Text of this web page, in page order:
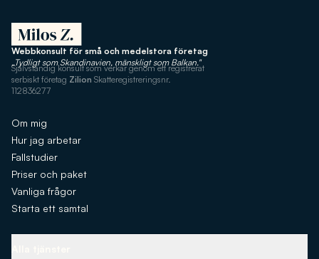
Webbkonsult för små och medelstora företag
„Tydligt som Skandinavien, mänskligt som Balkan."
Självständig konsult som verkar genom ett registrerat
serbiskt företag Zilion Skatteregistreringsnr.
112836277
Om mig
Hur jag arbetar
Fallstudier
Priser och paket
Vanliga frågor
Starta ett samtal